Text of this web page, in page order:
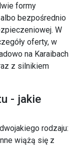
formy
bezpośrednio
W
oferty, w
na Karaibach
z silnikiem
- jakie
rodzaju:
wiążą się z